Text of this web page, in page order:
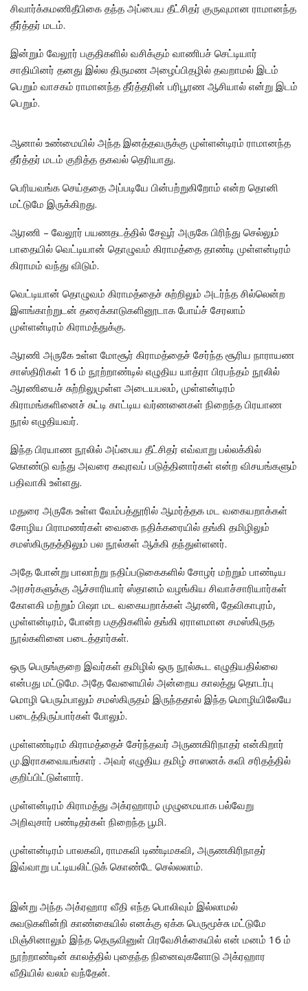
சிவார்க்கமணிதீபிகை தந்த அப்பைய தீட்சிதர் குருவுமான ராமானந்த
தீர்த்தர் மடம்.
இன்றும் வேலூர் பகுதிகளில் வசிக்கும் வாணிபச் செட்டியார்
சாதியினர் தனது இல்ல திருமண அழைப்பிதழில் தவறாமல் இடம்
பெறும் வாசகம் ராமானந்த தீர்த்தரின் பரிபூரண ஆசியால் என்று இடம்
பெறும்.
ஆனால் உண்மையில் அந்த இனத்தவருக்கு முள்ளன்டிரம் ராமானந்த
தீர்த்தர் மடம் குறித்த தகவல் தெரியாது.
பெரியவங்க செய்ததை அப்படியே பின்பற்றுகிறோம் என்ற தொனி
மட்டுமே இருக்கிறது.
ஆரணி – வேலூர் பயணதடத்தில் சேவூர் அருகே பிரிந்து செல்லும்
பாதையில் வெட்டியான் தொழுவம் கிராமத்தை தாண்டி முள்ளன்டிரம்
கிராமம் வந்து விடும்.
வெட்டியான் தொழுவம் கிராமத்தைச் சுற்றிலும் அடர்ந்த சில்லென்ற
இளங்காற்றுடன் தரைக்காடுகளினூடாக போய்ச் சேரலாம்
முள்ளன்டிரம் கிராமத்துக்கு.
ஆரணி அருகே உள்ள மோசூர் கிராமத்தைச் சேர்ந்த சூரிய நாராயண
சாஸ்திரிகள் 16 ம் நூற்றாண்டில் எழுதிய யாத்ரா பிரபந்தம் நூலில்
ஆரணியைச் சுற்றிலுமுள்ள அடையபலம், முள்ளன்டிரம்
கிராமங்களினைச் சுட்டி காட்டிய வர்ணனைகள் நிறைந்த பிரயாண
நூல் எழுதியவர்.
இந்த பிரயாண நூலில் அப்பைய தீட்சிதர் எவ்வாறு பல்லக்கில்
கொண்டு வந்து அவரை கவுரவப் படுத்தினார்கள் என்ற விசயங்களும்
பதிவாகி உள்ளது.
மதுரை அருகே உள்ள வேம்பத்தூரில் ஆமர்த்தக மட வகையறாக்கள்
சோழிய பிராமணர்கள் வைகை நதிக்கரையில் தங்கி தமிழிலும்
சமஸ்கிருதத்திலும் பல நூல்கள் ஆக்கி தந்துள்ளனர்.
அதே போன்று பாலாற்று நதிப்படுகைகளில் சோழர் மற்றும் பாண்டிய
அரசர்களுக்கு ஆச்சாரியார் ஸ்தானம் வழங்கிய சிவாச்சாரியார்கள்
கோளகி மற்றும் பிஷா மட வகையறாக்கள் ஆரணி, தேவிகாபுரம்,
முள்ளன்டிரம், போன்ற பகுதிகளில் தங்கி ஏராளமான சமஸ்கிருத
நூல்களினை படைத்தார்கள்.
ஒரு பெருங்குறை இவர்கள் தமிழில் ஒரு நூல்கூட எழுதியதில்லை
என்பது மட்டுமே. அதே வேளையில் அன்றைய காலத்து தொடர்பு
மொழி பெரும்பாலும் சமஸ்கிருதம் இருந்ததால் இந்த மொழியிலேயே
படைத்திருப்பார்கள் போலும்.
முள்ளண்டிரம் கிராமத்தைச் சேர்ந்தவர் அருணகிரிநாதர் என்கிறார்
மு.இராகவையங்கார் . அவர் எழுதிய தமிழ் சாஸனக் கவி சரிதத்தில்
குறிப்பிட்டுள்ளார்.
முள்ளன்டிரம் கிராமத்து அக்ரஹாரம் முழுமையாக பல்வேறு
அறிவுசார் பண்டிதர்கள் நிறைந்த பூமி.
முள்ளன்டிரம் பாலகவி, ராமகவி டிண்டிமகவி, அருணகிரிநாதர்
இவ்வாறு பட்டியலிட்டுக் கொண்டே செல்லலாம்.
இன்று அந்த அக்ரஹார வீதி எந்த பொலிவும் இல்லாமல்
சுவடுகளின்றி காண்கையில் எனக்கு ஏக்க பெருமூச்சு மட்டுமே
மிஞ்சினாலும் இந்த தெருவினுள் பிரவேசிக்கையில் என் மனம் 16 ம்
நூற்றாண்டின் காலத்தில் புதைந்த நினைவுகளோடு அக்ரஹார
வீதியில் வலம் வந்தேன்.